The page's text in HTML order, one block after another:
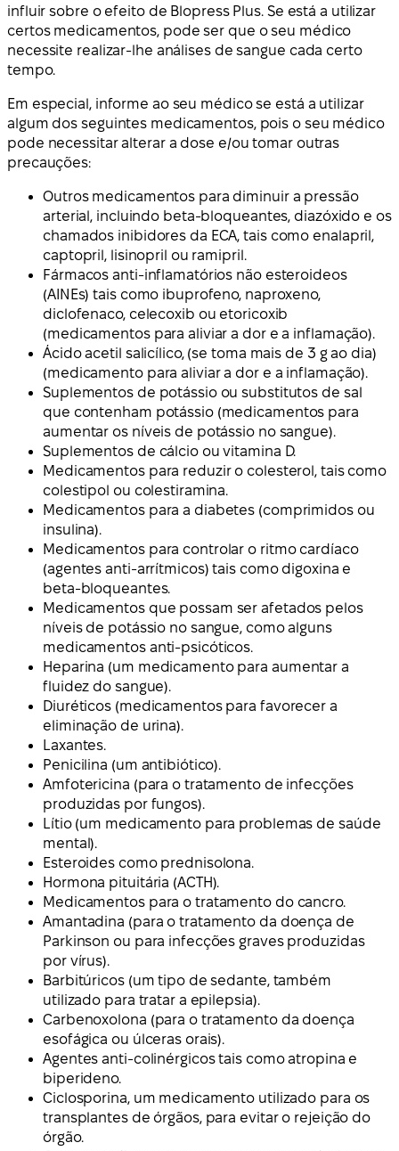
influir sobre o efeito de Blopress Plus. Se está a utilizar
certos medicamentos, pode ser que o seu médico
necessite realizar-lhe análises de sangue cada certo
tempo.
Em especial, informe ao seu médico se está a utilizar
algum dos seguintes medicamentos, pois o seu médico
pode necessitar alterar a dose e/ou tomar outras
precauções:
Outros medicamentos para diminuir a pressão
arterial, incluindo beta-bloqueantes, diazóxido e os
chamados inibidores da ECA, tais como enalapril,
captopril, lisinopril ou ramipril.
Fármacos anti-inflamatórios não esteroideos
(AINEs) tais como ibuprofeno, naproxeno,
diclofenaco, celecoxib ou etoricoxib
(medicamentos para aliviar a dor e a inflamação).
Ácido acetil salicílico, (se toma mais de 3 g ao dia)
(medicamento para aliviar a dor e a inflamação).
Suplementos de potássio ou substitutos de sal
que contenham potássio (medicamentos para
aumentar os níveis de potássio no sangue).
Suplementos de cálcio ou vitamina D.
Medicamentos para reduzir o colesterol, tais como
colestipol ou colestiramina.
Medicamentos para a diabetes (comprimidos ou
insulina).
Medicamentos para controlar o ritmo cardíaco
(agentes anti-arrítmicos) tais como digoxina e
beta-bloqueantes.
Medicamentos que possam ser afetados pelos
níveis de potássio no sangue, como alguns
medicamentos anti-psicóticos.
Heparina (um medicamento para aumentar a
fluidez do sangue).
Diuréticos (medicamentos para favorecer a
eliminação de urina).
Laxantes.
Penicilina (um antibiótico).
Amfotericina (para o tratamento de infecções
produzidas por fungos).
Lítio (um medicamento para problemas de saúde
mental).
Esteroides como prednisolona.
Hormona pituitária (ACTH).
Medicamentos para o tratamento do cancro.
Amantadina (para o tratamento da doença de
Parkinson ou para infecções graves produzidas
por vírus).
Barbitúricos (um tipo de sedante, também
utilizado para tratar a epilepsia).
Carbenoxolona (para o tratamento da doença
esofágica ou úlceras orais).
Agentes anti-colinérgicos tais como atropina e
biperideno.
Ciclosporina, um medicamento utilizado para os
transplantes de órgãos, para evitar o rejeição do
órgão.